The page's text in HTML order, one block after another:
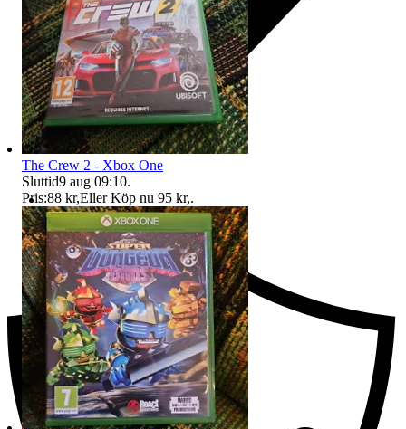
Ersättning om du inte får din vara
The Crew 2 - Xbox One
Sluttid9 aug 09:10.
Pris:88 kr,Eller Köp nu 95 kr,.